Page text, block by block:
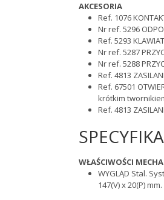
AKCESORIA
Ref. 1076
Nr ref. 5296
Ref. 5293
Nr ref. 5287
Nr ref. 5288
Ref. 4813
Ref. 67501
krótkim
Ref. 4813
WŁAŚCIWOŚCI
WYGLĄD Stal.
147(V) x 20(P) mm.